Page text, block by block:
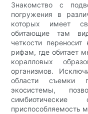
Знакомство с
погружения в
которых имеет
обитающие там
четкости
рифам, где обитает
коралловых
организмов.
области съемки
экосистемы,
приспособляемость